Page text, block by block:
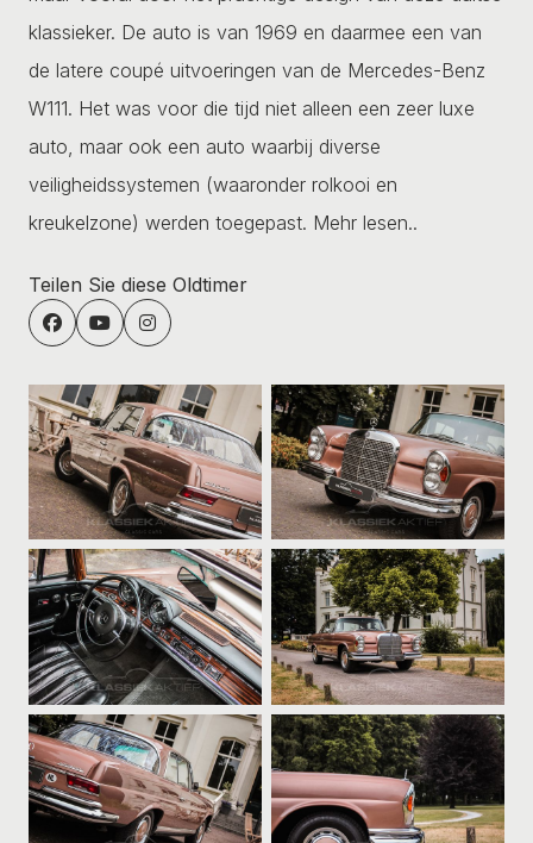
klassieker. De auto is van 1969 en daarmee een van
de latere coupé uitvoeringen van de Mercedes-Benz
W111. Het was voor die tijd niet alleen een zeer luxe
auto, maar ook een auto waarbij diverse
veiligheidssystemen (waaronder rolkooi en
kreukelzone) werden toegepast. Mehr lesen..
Teilen Sie diese Oldtimer